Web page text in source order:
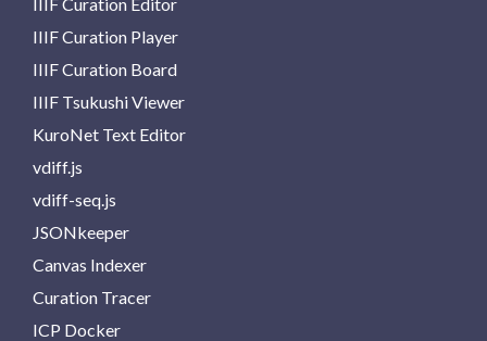
IIIF Curation Player
IIIF Curation Board
IIIF Tsukushi Viewer
KuroNet Text Editor
vdiff.js
vdiff-seq.js
JSONkeeper
Canvas Indexer
Curation Tracer
ICP Docker